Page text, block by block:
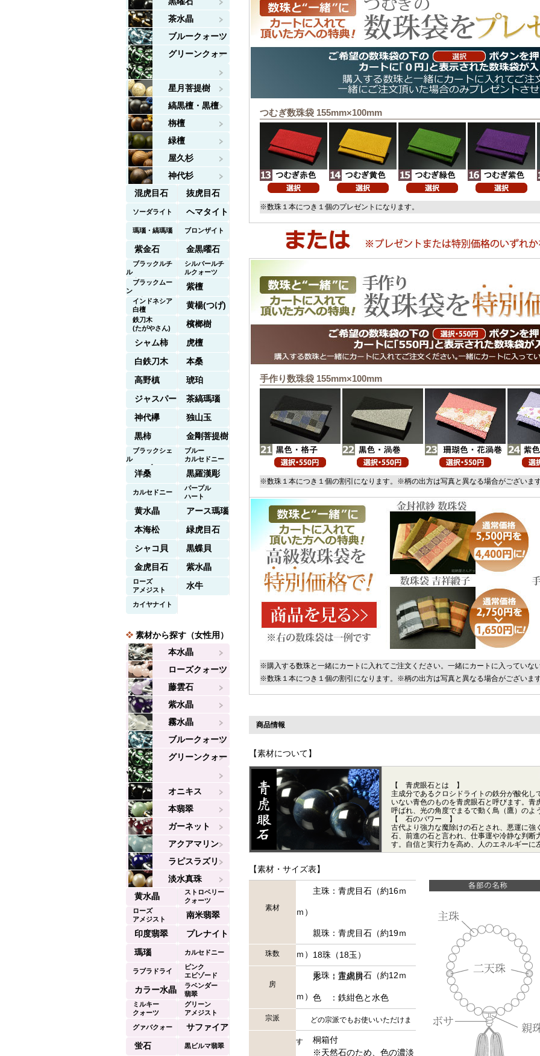
つむぎ数珠袋 155mm×100mm
※数珠１本につき１個のプレゼントになります。
手作り数珠袋 155mm×100mm
※数珠１本につき１個の割引になります。※柄の出方は写真と異なる場合がございま
※購入する数珠と一緒にカートに入れてご注文ください。一緒にカートに入っていな
※数珠１本につき１個の割引になります。※柄の出方は写真と異なる場合がございま
商品情報
【素材について】
【 青虎眼石とは 】
主成分であるクロシドライトの鉄分が酸化
いない青色のものを青虎眼石と呼びます。
呼ばれ、光の角度でまるで動く鳥（鷹）のよ
【 石のパワー 】
古代より強力な魔除けの石とされ、悪運に強
石、前進の石と言われ、仕事運や冷静な判断
す。自信と実行力を高め、人のエネルギーに
【素材・サイズ表】
素材
主珠：青虎目石（約16ｍ
ｍ）
親珠：青虎目石（約19ｍ
ｍ）
天珠：青虎目石（約12ｍ
ｍ）
珠数 18珠（18玉）
房
形 ：正絹房
色 ：鉄紺色と水色
宗派 どの宗派でもお使いいただけま
す
桐箱付
※天然石のため、色の濃淡
茶水晶
ブルークォーツ
グリーンクォー
ツ
星月菩提樹
縞黒檀・黒檀
栴檀
緑檀
屋久杉
神代杉
混虎目石
抜虎目石
ソーダライト ヘマタイト
瑪瑙・縞瑪瑙 ブロンザイト
紫金石 金黒曜石
ブラックルチ
ル
クォーツ
シルバールチ
ルクォーツ
ブラックムー
ン
ストーン
紫檀
インドネシア
白檀
黄楊(つげ)
鉄刀木
(たがやさん)
檳榔樹
シャム柿
虎檀
白鉄刀木
本桑
高野槙
琥珀
ジャスパー
茶縞瑪瑙
神代欅
独山玉
黒柿
金剛菩提樹
ブラックシェ
ル
マーブル
ブルー
カルセドニー
洋桑 黒羅漢彫
カルセドニー
パープル
ハート
黄水晶
アース瑪瑙
本海松
緑虎目石
シャコ貝
黒蝶貝
金虎目石
紫水晶
ローズ
アメジスト
水牛
カイヤナイト
素材から探す（女性用）
本水晶
ローズクォーツ
藤雲石
紫水晶
霧水晶
ブルークォーツ
グリーンクォー
ツ
オニキス
本翡翠
ガーネット
アクアマリン
ラピスラズリ
淡水真珠
黄水晶
ストロベリー
クォーツ
ローズ
アメジスト
南米翡翠
印度翡翠
プレナイト
瑪瑙
カルセドニー
ラブラドライ
ピンク
エビゾード
カラー水晶
ラベンダー
翡翠
ミルキー
クォーツ
グリーン
アメジスト
グァバクォー
サファイア
蛍石
黒ビルマ翡翠